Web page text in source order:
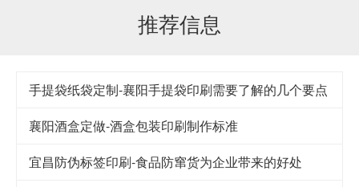
推荐信息
手提袋纸袋定制-襄阳手提袋印刷需要了解的几个要点
襄阳酒盒定做-酒盒包装印刷制作标准
宜昌防伪标签印刷-食品防窜货为企业带来的好处